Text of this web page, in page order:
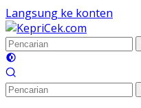
Langsung ke konten